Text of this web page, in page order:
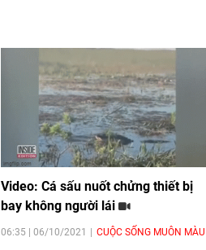
Video: Cá sấu nuốt chửng thiết bị
bay không người lái
06:35 | 06/10/2021 CUỘC SỐNG MUÔN MÀU